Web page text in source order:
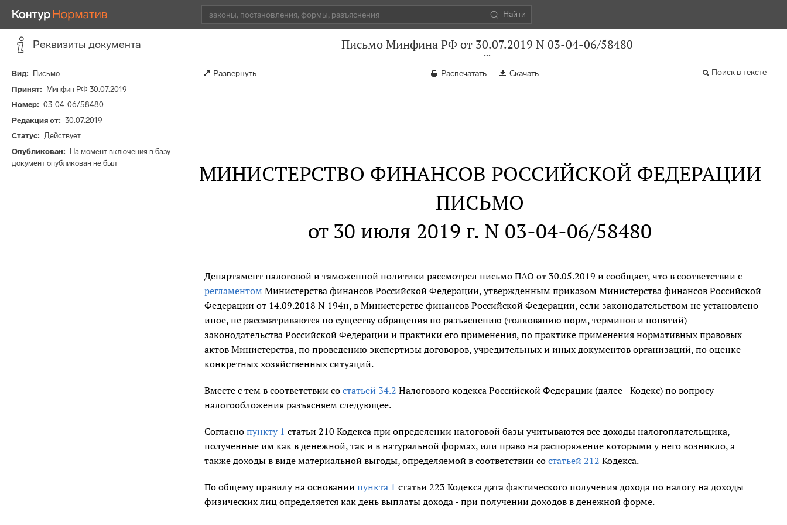
Найти
Реквизиты документа
Вид
Письмо
Принят
Минфин РФ 30.07.2019
Номер
03-04-06/58480
Редакция от
30.07.2019
Статус
Действует
Опубликован
На момент включения в базу
документ опубликован не был
Письмо Минфина РФ от 30.07.2019 N 03-04-06/58480
Развернуть Распечатать Скачать Поиск в тексте
МИНИСТЕРСТВО ФИНАНСОВ РОССИЙСКОЙ ФЕДЕРАЦИИ
ПИСЬМО
от 30 июля 2019 г. N 03-04-06/58480
Департамент налоговой и таможенной политики рассмотрел письмо ПАО от 30.05.2019 и сообщает, что в соответствии с
регламентом Министерства финансов Российской Федерации, утвержденным приказом Министерства финансов Российской
Федерации от 14.09.2018 N 194н, в Министерстве финансов Российской Федерации, если законодательством не установлено
иное, не рассматриваются по существу обращения по разъяснению (толкованию норм, терминов и понятий)
законодательства Российской Федерации и практики его применения, по практике применения нормативных правовых
актов Министерства, по проведению экспертизы договоров, учредительных и иных документов организаций, по оценке
конкретных хозяйственных ситуаций.
Вместе с тем в соответствии со статьей 34.2 Налогового кодекса Российской Федерации (далее - Кодекс) по вопросу
налогообложения разъясняем следующее.
Согласно пункту 1 статьи 210 Кодекса при определении налоговой базы учитываются все доходы налогоплательщика,
полученные им как в денежной, так и в натуральной формах, или право на распоряжение которыми у него возникло, а
также доходы в виде материальной выгоды, определяемой в соответствии со статьей 212 Кодекса.
По общему правилу на основании пункта 1 статьи 223 Кодекса дата фактического получения дохода по налогу на доходы
физических лиц определяется как день выплаты дохода - при получении доходов в денежной форме.